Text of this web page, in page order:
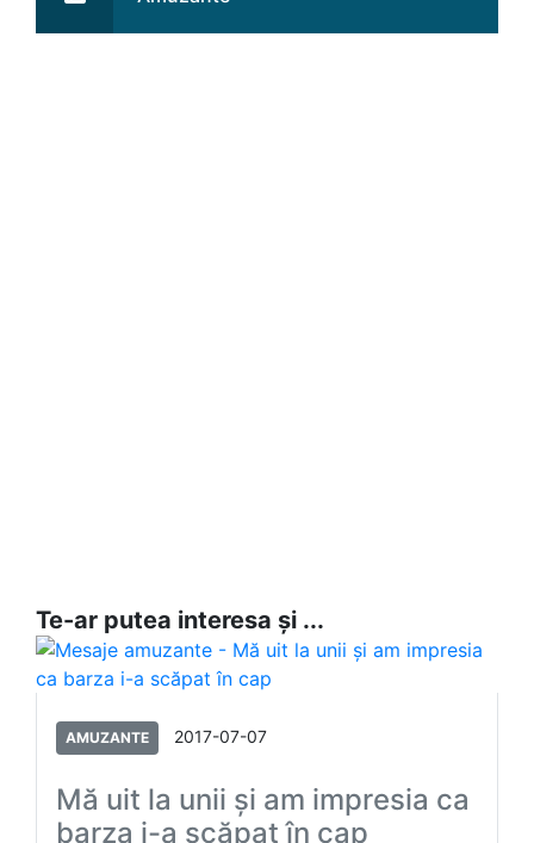
Te-ar putea interesa și ...
AMUZANTE 2017-07-07
Mă uit la unii şi am impresia ca
barza i-a scăpat în cap